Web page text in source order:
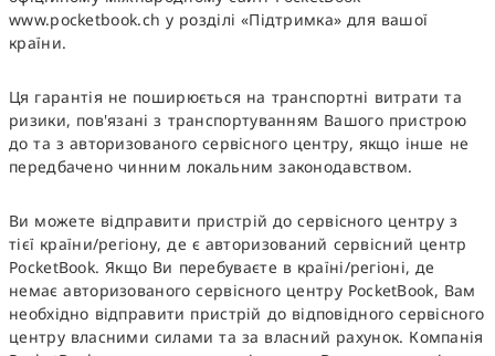
www.pocketbook.ch у розділі «Підтримка» для вашої
країни.
Ця гарантія не поширюється на транспортні витрати та
ризики, пов'язані з транспортуванням Вашого пристрою
до та з авторизованого сервісного центру, якщо інше не
передбачено чинним локальним законодавством.
Ви можете відправити пристрій до сервісного центру з
тієї країни/регіону, де є авторизований сервісний центр
PocketBook. Якщо Ви перебуваєте в країні/регіоні, де
немає авторизованого сервісного центру PocketBook, Вам
необхідно відправити пристрій до відповідного сервісного
центру власними силами та за власний рахунок. Компанія